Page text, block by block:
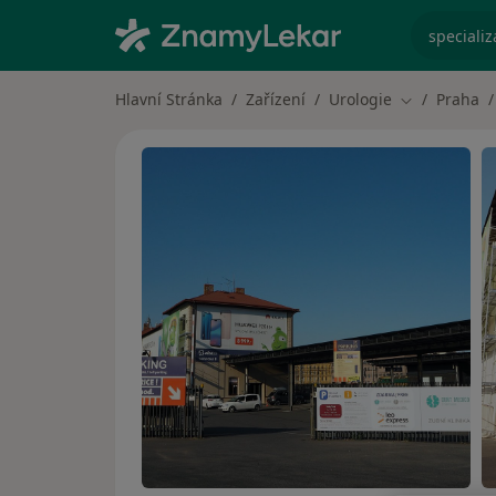
Hlavní Stránka Zařízení Urologie Změna města
Praha